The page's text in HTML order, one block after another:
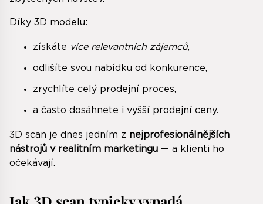
Díky 3D modelu:
získáte více relevantních zájemců,
odlišíte svou nabídku od konkurence,
zrychlíte celý prodejní proces,
a často dosáhnete i vyšší prodejní ceny.
3D scan je dnes jedním z nejprofesionálnějších
nástrojů v realitním marketingu — a klienti ho
očekávají.